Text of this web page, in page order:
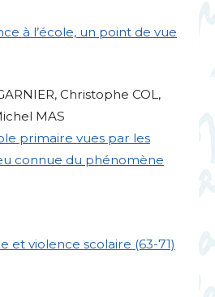
à l’école, un point de vue
, Christophe COL ,
MAS
primaire vues par les
connue du phénomène
et violence scolaire (63-71)